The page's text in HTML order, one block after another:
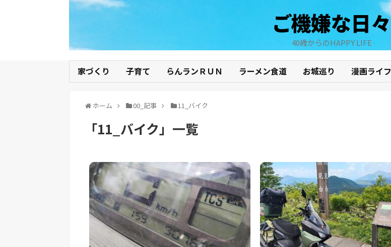
ご機嫌な日々
40歳からのHAPPY LIFE
家づくり 子育て らんランＲＵＮ ラーメン食道 お城巡り 漫画ライフ
ホーム 00_記事 11_バイク
「11_バイク 」 一覧